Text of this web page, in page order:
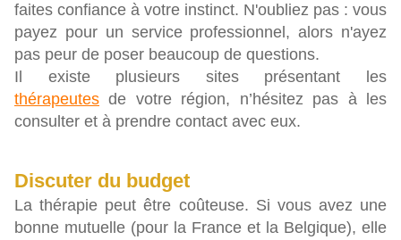
faites confiance à votre instinct. N'oubliez pas : vous
payez pour un service professionnel, alors n'ayez
pas peur de poser beaucoup de questions.
Il existe plusieurs sites présentant les
thérapeutes de votre région, n’hésitez pas à les
consulter et à prendre contact avec eux.
Discuter du budget
La thérapie peut être coûteuse. Si vous avez une
bonne mutuelle (pour la France et la Belgique), elle